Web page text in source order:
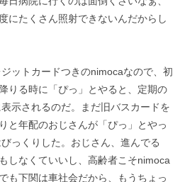
にたくさん照射できないんだからし
ットカードつきのnimocaなので、初
りる時に「ぴっ」とやると、定期の
示されるのだ。まだ旧バスカードを
と年配のおじさんが「ぴっ」とやっ
っくりした。おじさん、進んでる
しなくていいし、高齢者こそnimoca
も下関は車社会だから、もうちょっ